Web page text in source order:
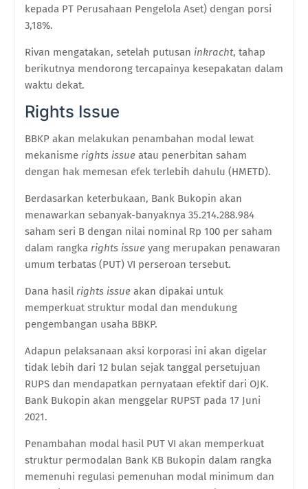
kepada PT Perusahaan Pengelola Aset) dengan porsi
3,18%.
Rivan mengatakan, setelah putusan inkracht, tahap
berikutnya mendorong tercapainya kesepakatan dalam
waktu dekat.
Rights Issue
BBKP akan melakukan penambahan modal lewat
mekanisme rights issue atau penerbitan saham
dengan hak memesan efek terlebih dahulu (HMETD).
Berdasarkan keterbukaan, Bank Bukopin akan
menawarkan sebanyak-banyaknya 35.214.288.984
saham seri B dengan nilai nominal Rp 100 per saham
dalam rangka rights issue yang merupakan penawaran
umum terbatas (PUT) VI perseroan tersebut.
Dana hasil rights issue akan dipakai untuk
memperkuat struktur modal dan mendukung
pengembangan usaha BBKP.
Adapun pelaksanaan aksi korporasi ini akan digelar
tidak lebih dari 12 bulan sejak tanggal persetujuan
RUPS dan mendapatkan pernyataan efektif dari OJK.
Bank Bukopin akan menggelar RUPST pada 17 Juni
2021.
Penambahan modal hasil PUT VI akan memperkuat
struktur permodalan Bank KB Bukopin dalam rangka
memenuhi regulasi pemenuhan modal minimum dan